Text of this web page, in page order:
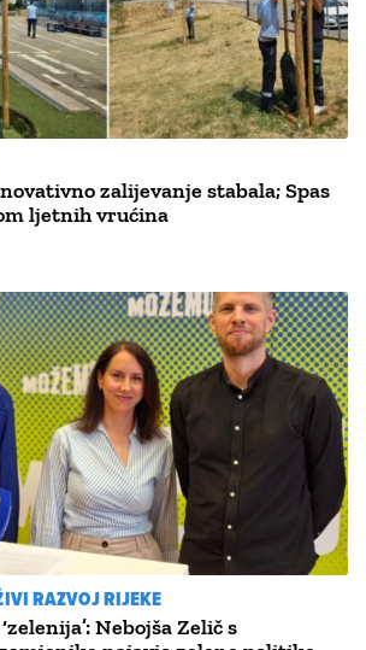
zalijevanje stabala; Spas
ljetnih vrućina
RAZVOJ RIJEKE
Nebojša Zelič s